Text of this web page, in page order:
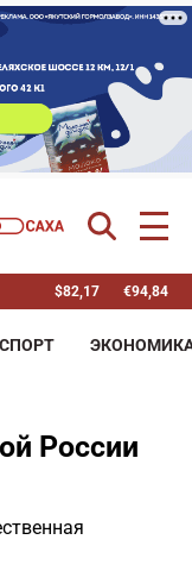
$82,17 €94,84
СПОРТ
России